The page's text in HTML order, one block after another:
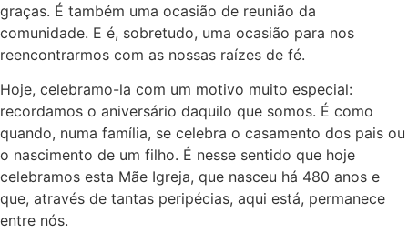
graças. É também uma ocasião de reunião da
comunidade. E é, sobretudo, uma ocasião para nos
reencontrarmos com as nossas raízes de fé.
Hoje, celebramo-la com um motivo muito especial:
recordamos o aniversário daquilo que somos. É como
quando, numa família, se celebra o casamento dos pais ou
o nascimento de um filho. É nesse sentido que hoje
celebramos esta Mãe Igreja, que nasceu há 480 anos e
que, através de tantas peripécias, aqui está, permanece
entre nós.